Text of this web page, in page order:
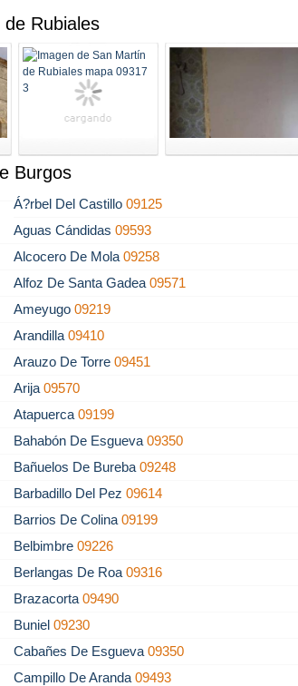
Rubiales
Burgos
Á?rbel Del Castillo09125
Aguas Cándidas09593
Alcocero De Mola09258
Alfoz De Santa Gadea09571
Ameyugo09219
Arandilla09410
Arauzo De Torre09451
Arija09570
Atapuerca09199
Bahabón De Esgueva09350
Bañuelos De Bureba09248
Barbadillo Del Pez09614
Barrios De Colina09199
Belbimbre09226
Berlangas De Roa09316
Brazacorta09490
Buniel09230
Cabañes De Esgueva09350
Campillo De Aranda09493